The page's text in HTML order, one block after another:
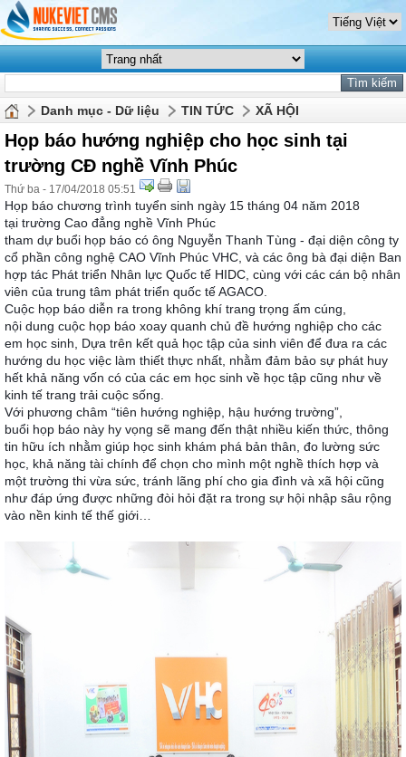
Danh mục - Dữ liệu TIN TỨC XÃ HỘI
Họp báo hướng nghiệp cho học sinh tại
trường CĐ nghề Vĩnh Phúc
Thứ ba - 17/04/2018 05:51
Họp báo chương trình tuyển sinh ngày 15 tháng 04 năm 2018
tại trường Cao đẳng nghề Vĩnh Phúc
tham dự buổi họp báo có ông Nguyễn Thanh Tùng - đại diện công ty
cổ phần công nghệ CAO Vĩnh Phúc VHC, và các ông bà đại diện Ban
hợp tác Phát triển Nhân lực Quốc tế HIDC, cùng với các cán bộ nhân
viên của trung tâm phát triển quốc tế AGACO.
Cuộc họp báo diễn ra trong không khí trang trọng ấm cúng,
nội dung cuộc họp báo xoay quanh chủ đề hướng nghiệp cho các
em học sinh, Dựa trên kết quả học tập của sinh viên để đưa ra các
hướng du học việc làm thiết thực nhất, nhằm đảm bảo sự phát huy
hết khả năng vốn có của các em học sinh về học tập cũng như về
kinh tế trang trải cuộc sống.
Với phương châm “tiên hướng nghiệp, hậu hướng trường”,
buổi họp báo này hy vọng sẽ mang đến thật nhiều kiến thức, thông
tin hữu ích nhằm giúp học sinh khám phá bản thân, đo lường sức
học, khả năng tài chính để chọn cho mình một nghề thích hợp và
một trường thi vừa sức, tránh lãng phí cho gia đình và xã hội cũng
như đáp ứng được những đòi hỏi đặt ra trong sự hội nhập sâu rộng
vào nền kinh tế thế giới…